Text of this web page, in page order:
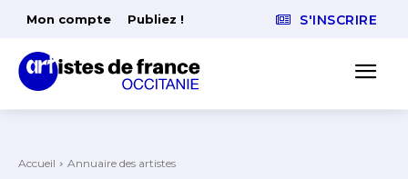
Mon compte Publiez ! S'INSCRIRE
Accueil Annuaire des artistes